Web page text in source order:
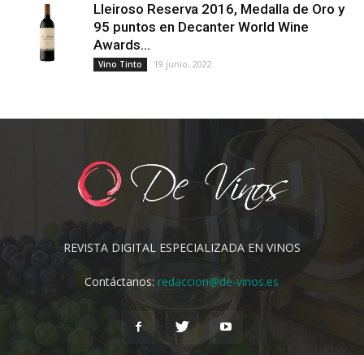
Lleiroso Reserva 2016, Medalla de Oro y
95 puntos en Decanter World Wine
Awards...
Vino Tinto 19 junio, 2022
REVISTA DIGITAL ESPECIALIZADA EN VINOS
Contáctanos:redaccion@de-vinos.es